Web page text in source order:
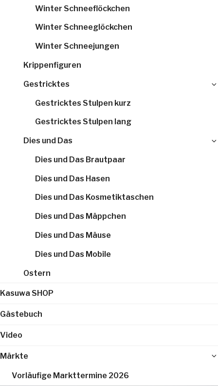
Winter Schneeflöckchen
Winter Schneeglöckchen
Winter Schneejungen
Krippenfiguren
Gestricktes
Gestricktes Stulpen kurz
Gestricktes Stulpen lang
Dies und Das
Dies und Das Brautpaar
Dies und Das Hasen
Dies und Das Kosmetiktaschen
Dies und Das Mäppchen
Dies und Das Mäuse
Dies und Das Mobile
Ostern
Kasuwa SHOP
Gästebuch
Video
Märkte
Vorläufige Markttermine 2026